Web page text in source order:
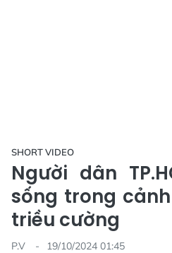
SHORT VIDEO
Người dân
sống trong
triều cường
P.V
19/10/2024 01:45